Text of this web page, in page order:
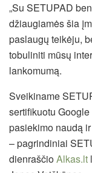
„Su SETUPAD
džiaugiamės šia
paslaugų teikėju,
tobuliniti mūsų
lankomumą.
Sveikiname
sertifikuotu
pasiekimo naudą
– pagrindiniai
dienraščioAlkas.lt